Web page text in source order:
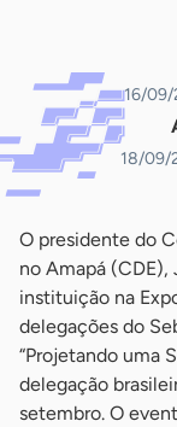
16/09/
18/09/
O presidente do
no Amapá
instituição na
delegações do
“Projetando uma
delegação
setembro. O